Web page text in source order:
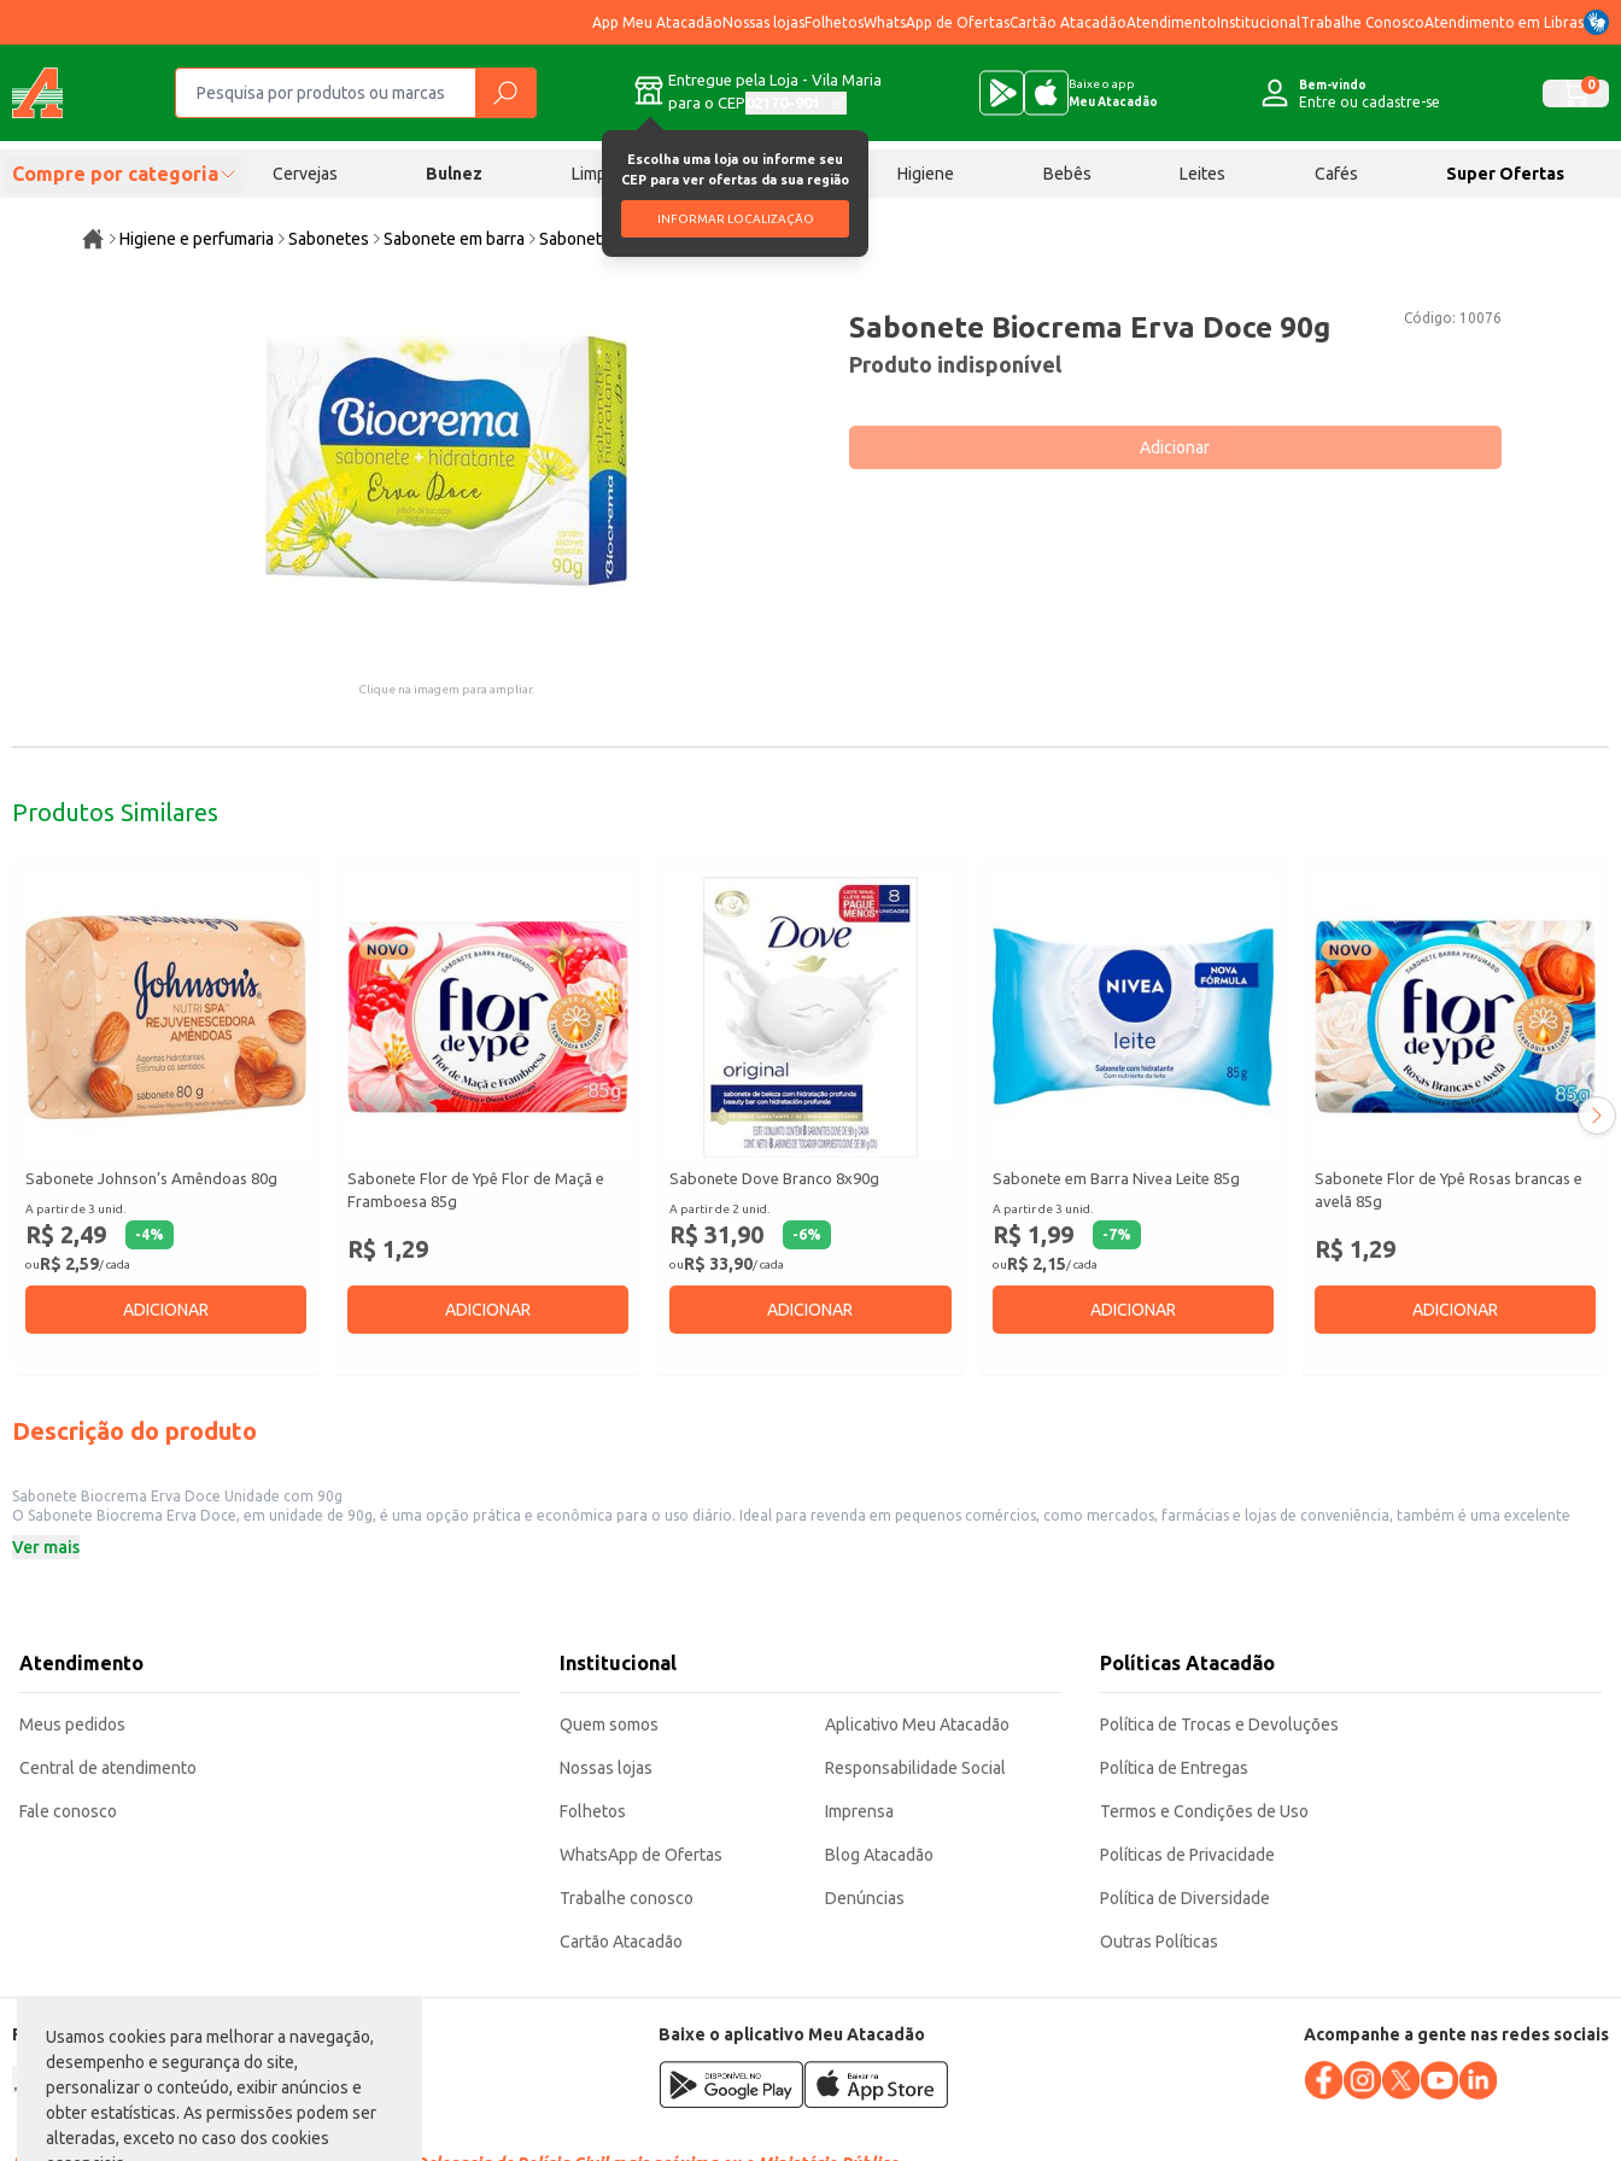
Usamos cookies para melhorar a navegação,
desempenho e segurança do site,
personalizar o conteúdo, exibir anúncios e
obter estatísticas. As permissões podem ser
alteradas, exceto no caso dos cookies
App Meu AtacadãoNossas lojasFolhetosWhatsApp de OfertasCartão AtacadãoAtendimentoInstitucional Trabalhe ConoscoAtendimento em Libras
Entregue pela Loja - Vila Maria
para o CEP
Escolha uma loja ou informe seu
CEP para ver ofertas da sua região
INFORMAR LOCALIZAÇÃO
Baixe o app
Meu Atacadão
Bem-vindo
Entre ou cadastre-se
0
Compre por categoria Cervejas Bulnez Limpeza Chocolates Higiene Bebês Leites Cafés Super Ofertas
Higiene e perfumaria Sabonetes Sabonete em barra Sabonete Biocrema Erva Doce 90g
Clique na imagem para ampliar.
Código: 10076
Sabonete Biocrema Erva Doce 90g
Produto indisponível
Adicionar
Produtos Similares
Sabonete Johnson’s Amêndoas 80g
A partir de 3 unid.
R$ 2,49 -4%
ouR$ 2,59/ cada
ADICIONAR
Sabonete Flor de Ypê Flor de Maçã e
Framboesa 85g
R$ 1,29
ADICIONAR
Sabonete Dove Branco 8x90g
A partir de 2 unid.
R$ 31,90 -6%
ouR$ 33,90/ cada
ADICIONAR
Sabonete em Barra Nivea Leite 85g
A partir de 3 unid.
R$ 1,99 -7%
ouR$ 2,15/ cada
ADICIONAR
Sabonete Flor de Ypê Rosas brancas e
avelã 85g
R$ 1,29
ADICIONAR
Descrição do produto
Sabonete Biocrema Erva Doce Unidade com 90g
O Sabonete Biocrema Erva Doce, em unidade de 90g, é uma opção prática e econômica para o uso diário. Ideal para revenda em pequenos comércios, como mercados, farmácias e lojas de conveniência, também é uma excelente
Marca: Biocrema
Enxágue abundantemente.
Para melhor resultado, utilize diariamente.
versátil para diferentes necessidades.
Ver mais
Atendimento
Meus pedidos
Central de atendimento
Fale conosco
Institucional
Quem somos
Nossas lojas
Folhetos
WhatsApp de Ofertas
Trabalhe conosco
Cartão Atacadão
Aplicativo Meu Atacadão
Responsabilidade Social
Imprensa
Blog Atacadão
Denúncias
Políticas Atacadão
Política de Trocas e Devoluções
Política de Entregas
Termos e Condições de Uso
Políticas de Privacidade
Política de Diversidade
Outras Políticas
Formas de pagamento Baixe o aplicativo Meu Atacadão Acompanhe a gente nas redes sociais